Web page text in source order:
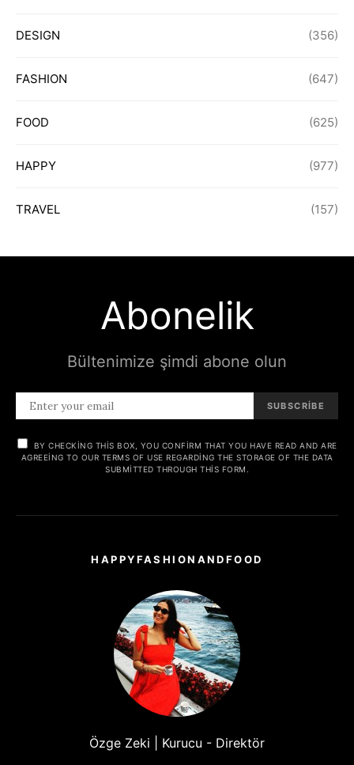
DESIGN (356)
FASHION (647)
FOOD (625)
HAPPY (977)
TRAVEL (157)
Abonelik
Bültenimize şimdi abone olun
SUBSCRIBE
BY CHECKING THIS BOX, YOU CONFIRM THAT YOU HAVE READ AND ARE
AGREEING TO OUR TERMS OF USE REGARDING THE STORAGE OF THE DATA
SUBMITTED THROUGH THIS FORM.
HAPPYFASHIONANDFOOD
Özge Zeki | Kurucu - Direktör